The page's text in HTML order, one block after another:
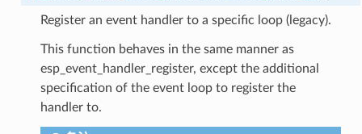
Register an event handler to a specific loop (legacy).
This function behaves in the same manner as
esp_event_handler_register, except the additional
specification of the event loop to register the
handler to.